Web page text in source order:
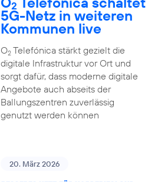
2
5G-Netz in weiteren
Kommunen live
O2Telefónica stärkt gezielt die
digitale Infrastruktur vor Ort und
sorgt dafür, dass moderne digitale
Angebote auch abseits der
Ballungszentren zuverlässig
genutzt werden können
20. März 2026